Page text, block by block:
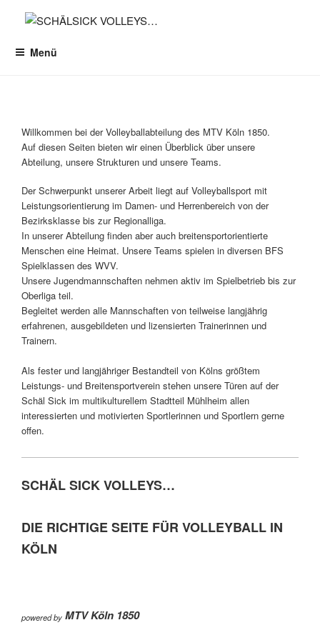
Menü
Willkommen bei der Volleyballabteilung des MTV Köln 1850.
Auf diesen Seiten bieten wir einen Überblick über unsere
Abteilung, unsere Strukturen und unsere Teams.
Der Schwerpunkt unserer Arbeit liegt auf Volleyballsport mit
Leistungsorientierung im Damen- und Herrenbereich von der
Bezirksklasse bis zur Regionalliga.
In unserer Abteilung finden aber auch breitensportorientierte
Menschen eine Heimat. Unsere Teams spielen in diversen BFS
Spielklassen des WVV.
Unsere Jugendmannschaften nehmen aktiv im Spielbetrieb bis zur
Oberliga teil.
Begleitet werden alle Mannschaften von teilweise langjährig
erfahrenen, ausgebildeten und lizensierten Trainerinnen und
Trainern.
Als fester und langjähriger Bestandteil von Kölns größtem
Leistungs- und Breitensportverein stehen unsere Türen auf der
Schäl Sick im multikulturellem Stadtteil Mühlheim allen
interessierten und motivierten Sportlerinnen und Sportlern gerne
offen.
SCHÄL SICK VOLLEYS…
DIE RICHTIGE SEITE FÜR VOLLEYBALL IN
KÖLN
powered by MTV Köln 1850